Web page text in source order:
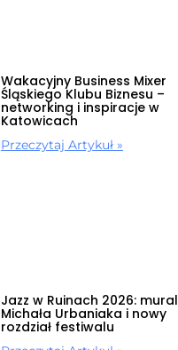
Wakacyjny Business Mixer
Śląskiego Klubu Biznesu –
networking i inspiracje w
Katowicach
Przeczytaj Artykuł »
Jazz w Ruinach 2026: mural
Michała Urbaniaka i nowy
rozdział festiwalu